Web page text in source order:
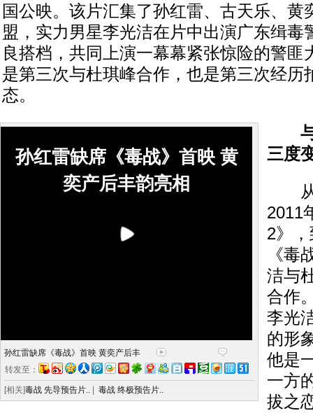
国公映。该片汇集了孙红雷、古天乐、黄
盟，实力男星李光洁在片中出演广东缉毒
良搭档，共同上演一幕幕紧张惊险的警匪
是第三次与杜琪峰合作，也是第三次经历
态。
孙红雷缺席《毒战》首映 黄
奕产后丰韵亮相
孙红雷缺席《毒战》首映 黄奕产后丰
转发至：
[相关]毒战 先导预告片.. 毒战 终极预告片..
三度
从
2011
2》
《毒
洁与
合作
李光
的形
他是
一方
拔之